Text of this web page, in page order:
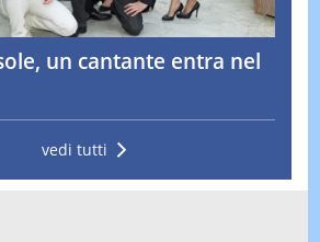
un cantante entra nel
vedi tutti